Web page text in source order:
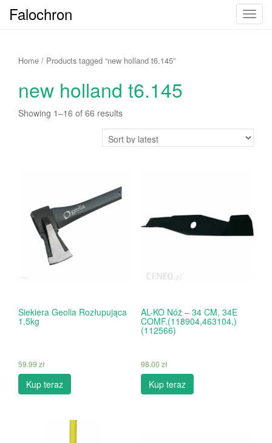
T
v
i
n
Falochron
Home / Products tagged “new holland t6.145”
new holland t6.145
Showing 1–16 of 66 results
Siekiera Geolia Rozłupująca
1.5kg
59.99 zł
Kup teraz
AL-KO Nóż – 34 CM, 34E
COMF.(118904,463104,)
(112566)
98.00 zł
Kup teraz